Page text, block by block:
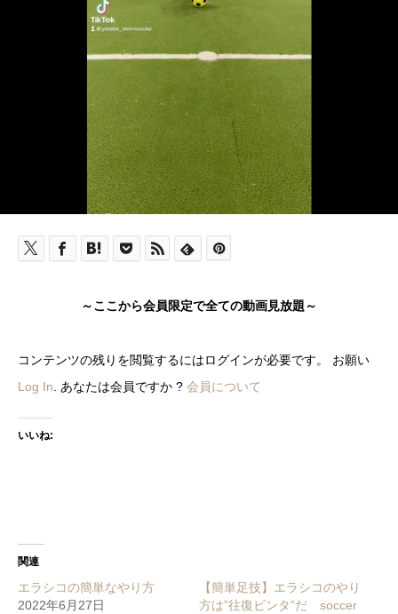
～ここから会員限定で全ての動画見放題～
コンテンツの残りを閲覧するにはログインが必要です。 お願い
Log In . あなたは会員ですか ? 会員について
いいね:
関連
エラシコの簡単なやり方
2022年6月27日
【簡単足技】エラシコのやり
方は”往復ビンタ”だ soccer